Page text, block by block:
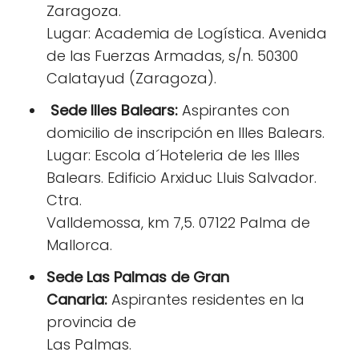
Zaragoza.
Lugar: Academia de Logística. Avenida
de las Fuerzas Armadas, s/n. 50300
Calatayud (Zaragoza).
Sede Illes Balears: Aspirantes con
domicilio de inscripción en Illes Balears.
Lugar: Escola d´Hoteleria de les Illes
Balears. Edificio Arxiduc Lluis Salvador.
Ctra.
Valldemossa, km 7,5. 07122 Palma de
Mallorca.
Sede Las Palmas de Gran
Canaria: Aspirantes residentes en la
provincia de
Las Palmas.